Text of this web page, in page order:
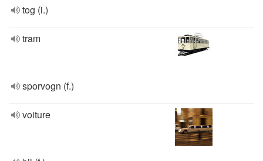
tog (i.)
tram
sporvogn (f.)
voiture